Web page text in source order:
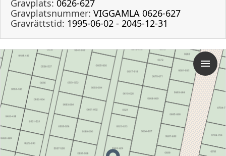
Gravplats: 0626-627
Gravplatsnummer: VIGGAMLA 0626-627
Gravrättstid: 1995-06-02 - 2045-12-31